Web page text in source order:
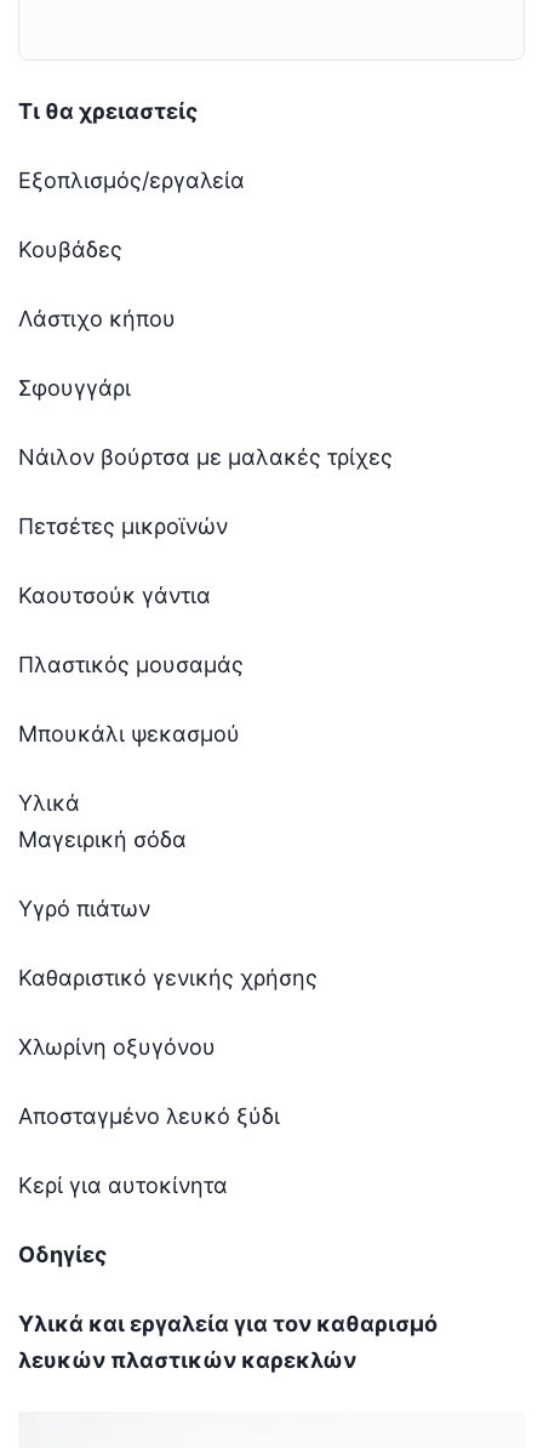
Τι θα χρειαστείς
Εξοπλισμός/εργαλεία
Κουβάδες
Λάστιχο κήπου
Σφουγγάρι
Νάιλον βούρτσα με μαλακές τρίχες
Πετσέτες μικροϊνών
Καουτσούκ γάντια
Πλαστικός μουσαμάς
Μπουκάλι ψεκασμού
Υλικά
Μαγειρική σόδα
Υγρό πιάτων
Καθαριστικό γενικής χρήσης
Χλωρίνη οξυγόνου
Αποσταγμένο λευκό ξύδι
Κερί για αυτοκίνητα
Οδηγίες
Υλικά και εργαλεία για τον καθαρισμό
λευκών πλαστικών καρεκλών